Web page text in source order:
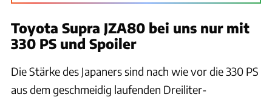
Toyota Supra JZA80 bei uns nur mit
330 PS und Spoiler
Die Stärke des Japaners sind nach wie vor die 330 PS
aus dem geschmeidig laufenden Dreiliter-